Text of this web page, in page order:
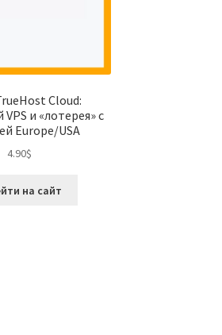
Cloud:
и «лотерея» с
Europe/USA
4.90$
на сайт